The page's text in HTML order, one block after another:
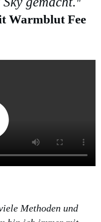
"
Warmblut Fee
Methoden und